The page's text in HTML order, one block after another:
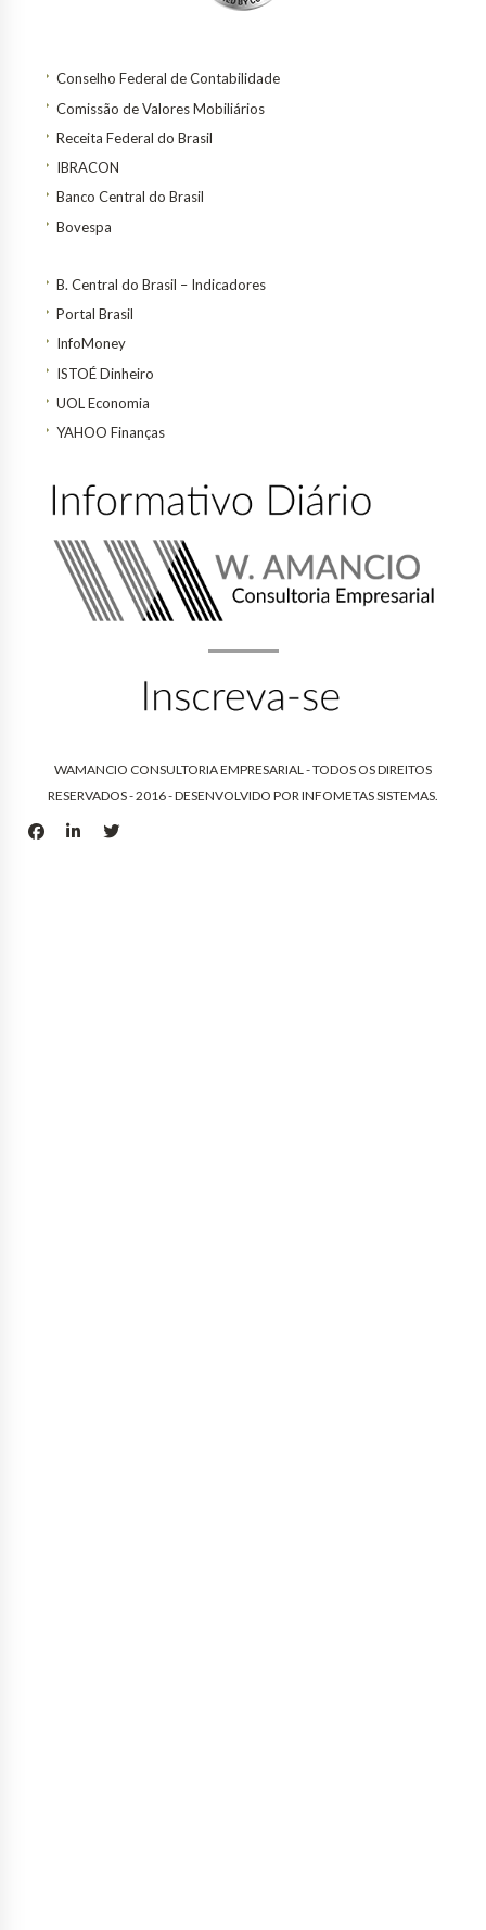
Conselho Federal de Contabilidade
Comissão de Valores Mobiliários
Receita Federal do Brasil
IBRACON
Banco Central do Brasil
Bovespa
B. Central do Brasil – Indicadores
Portal Brasil
InfoMoney
ISTOÉ Dinheiro
UOL Economia
YAHOO Finanças
WAMANCIO CONSULTORIA EMPRESARIAL - TODOS OS DIREITOS
RESERVADOS - 2016 - DESENVOLVIDO PORINFOMETAS SISTEMAS.